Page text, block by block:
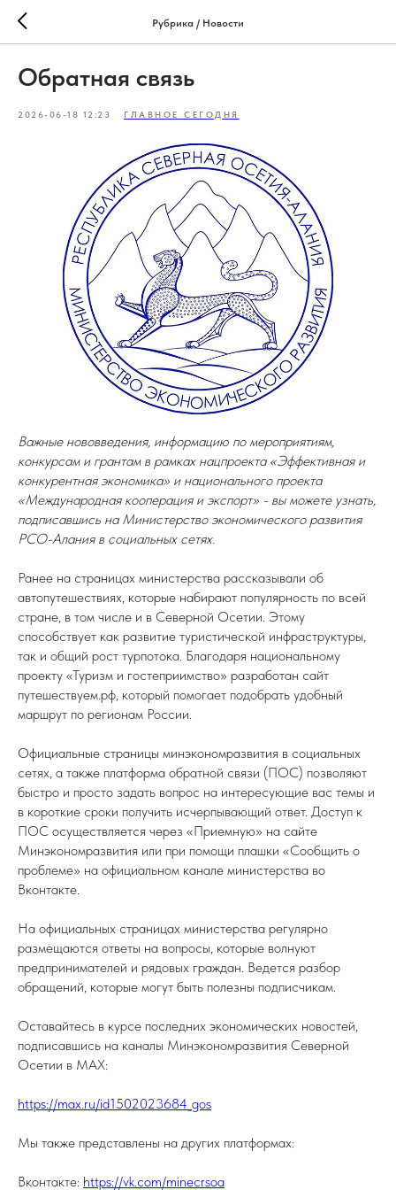
Рубрика / Новости
Обратная связь
2026-06-18 12:23 ГЛАВНОЕ СЕГОДНЯ
Важные нововведения, информацию по мероприятиям,
конкурсам и грантам в рамках нацпроекта «Эффективная и
конкурентная экономика» и национального проекта
«Международная кооперация и экспорт» - вы можете узнать,
подписавшись на Министерство экономического развития
РСО-Алания в социальных сетях.
Ранее на страницах министерства рассказывали об
автопутешествиях, которые набирают популярность по всей
стране, в том числе и в Северной Осетии. Этому
способствует как развитие туристической инфраструктуры,
так и общий рост турпотока. Благодаря национальному
проекту «Туризм и гостеприимство» разработан сайт
путешествуем.рф, который помогает подобрать удобный
маршрут по регионам России.
Официальные страницы минэкономразвития в социальных
сетях, а также платформа обратной связи (ПОС) позволяют
быстро и просто задать вопрос на интересующие вас темы и
в короткие сроки получить исчерпывающий ответ. Доступ к
ПОС осуществляется через «Приемную» на сайте
Минэкономразвития или при помощи плашки «Сообщить о
проблеме» на официальном канале министерства во
Вконтакте.
На официальных страницах министерства регулярно
размещаются ответы на вопросы, которые волнуют
предпринимателей и рядовых граждан. Ведется разбор
обращений, которые могут быть полезны подписчикам.
Оставайтесь в курсе последних экономических новостей,
подписавшись на каналы Минэкономразвития Северной
Осетии в МАХ:
https://max.ru/id1502023684_gos
Мы также представлены на других платформах:
Вконтакте: https://vk.com/minecrsoa